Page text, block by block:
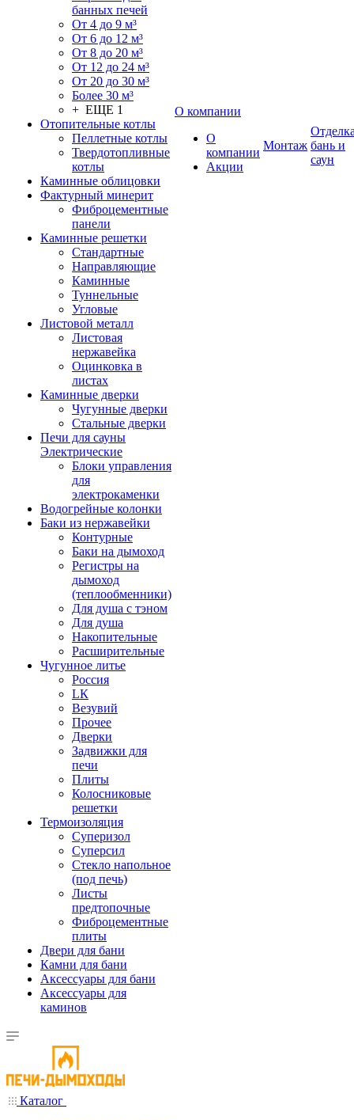
банных печей
От 4 до 9 м³
От 6 до 12 м³
От 8 до 20 м³
От 12 до 24 м³
От 20 до 30 м³
Более 30 м³
+ ЕЩЕ 1
Отопительные котлы
Пеллетные котлы
Твердотопливные
котлы
Каминные облицовки
Фактурный минерит
Фиброцементные
панели
Каминные решетки
Стандартные
Направляющие
Каминные
Туннельные
Угловые
Листовой металл
Листовая
нержавейка
Оцинковка в
листах
Каминные дверки
Чугунные дверки
Стальные дверки
Печи для сауны
Электрические
Блоки управления
для
электрокаменки
Водогрейные колонки
Баки из нержавейки
Контурные
Баки на дымоход
Регистры на
дымоход
(теплообменники)
Для душа с тэном
Для душа
Накопительные
Расширительные
Чугунное литье
Россия
LК
Везувий
Прочее
Дверки
Задвижки для
печи
Плиты
Колосниковые
решетки
Термоизоляция
Суперизол
Суперсил
Стекло напольное
(под печь)
Листы
предтопочные
Фиброцементные
плиты
Двери для бани
Камни для бани
Аксессуары для бани
Аксессуары для
каминов
О компании
О
компании
Акции
Монтаж бань и
саун
Каталог